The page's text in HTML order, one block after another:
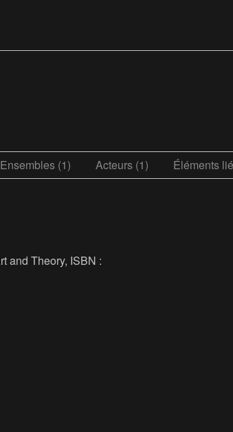
Ensembles (1) Acteurs (1) Éléments
and Theory, ISBN :